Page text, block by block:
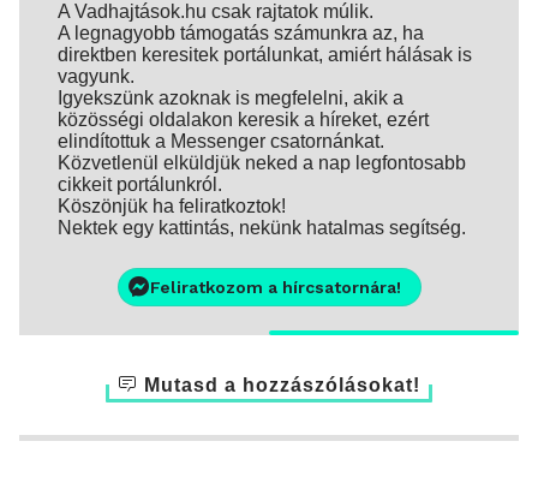
A Vadhajtások.hu csak rajtatok múlik.
A legnagyobb támogatás számunkra az, ha
direktben keresitek portálunkat, amiért hálásak is
vagyunk.
Igyekszünk azoknak is megfelelni, akik a
közösségi oldalakon keresik a híreket, ezért
elindítottuk a Messenger csatornánkat.
Közvetlenül elküldjük neked a nap legfontosabb
cikkeit portálunkról.
Köszönjük ha feliratkoztok!
Nektek egy kattintás, nekünk hatalmas segítség.
Feliratkozom a hírcsatornára!
Mutasd a hozzászólásokat!